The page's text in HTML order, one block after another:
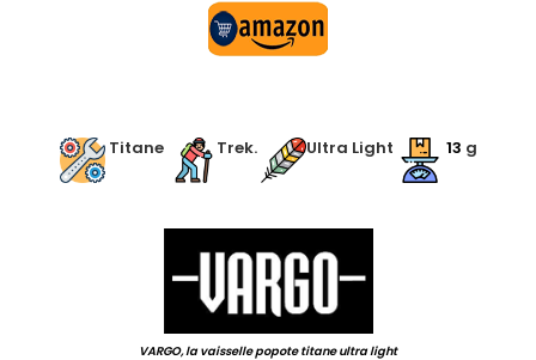
Titane
Trek. Ultra Light 13 g
VARGO, la vaisselle popote titane ultra light